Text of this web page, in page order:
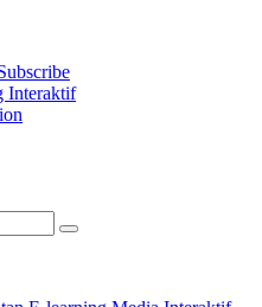
Interaktif
Anda Semakin